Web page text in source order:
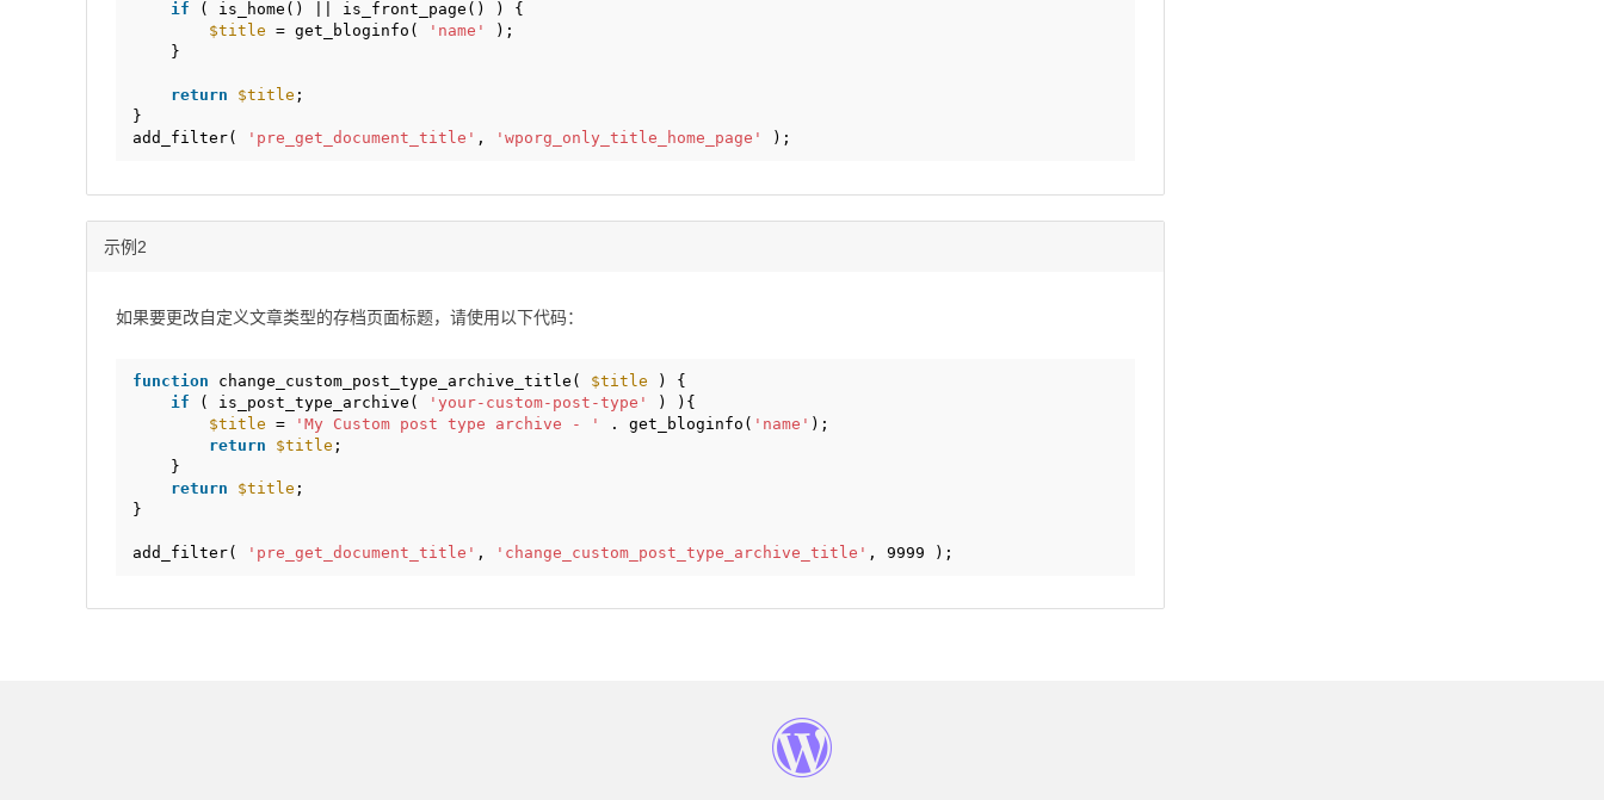
if
( is_home() || is_front_page() ) {
$title = get_bloginfo( 'name'
);
}
return $title ;
}
add_filter(
'pre_get_document_title' , 'wporg_only_title_home_page' );
示例2
如果要更改自定义文章类型的存档页面标题，请使用以下代码：
function change_custom_post_type_archive_title( $title
) {
if
( is_post_type_archive( 'your-custom-post-type'
) ){
$title = 'My Custom post type archive - ' . get_bloginfo( 'name' );
return
$title ;
}
return
$title ;
}
add_filter( 'pre_get_document_title' , 'change_custom_post_type_archive_title' , 9999 );